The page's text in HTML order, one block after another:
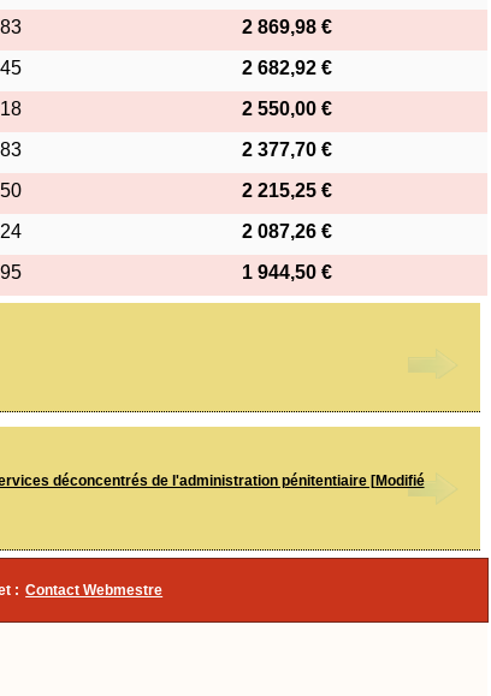
2 869,98 €
2 682,92 €
2 550,00 €
2 377,70 €
2 215,25 €
2 087,26 €
1 944,50 €
déconcentrés de l'administration pénitentiaire [Modifié
: Contact Webmestre